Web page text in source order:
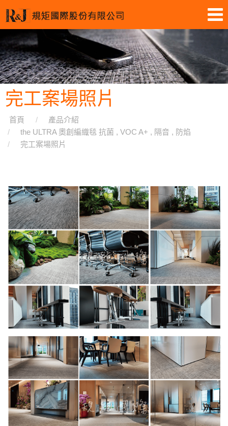
完工案場照片
首頁
產品介紹
the ULTRA 奧創編織毯 抗菌 , VOC A+ , 隔音 , 防焰
完工案場照片